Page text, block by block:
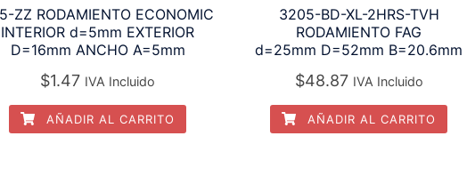
ZZ RODAMIENTO ECONOMIC
INTERIOR d=5mm EXTERIOR
D=16mm ANCHO A=5mm
$1.47 IVA Incluido
AÑADIR AL CARRITO
3205-BD-XL-2HRS-TVH
RODAMIENTO FAG
d=25mm D=52mm B=20.6mm
$48.87 IVA Incluido
AÑADIR AL CARRITO